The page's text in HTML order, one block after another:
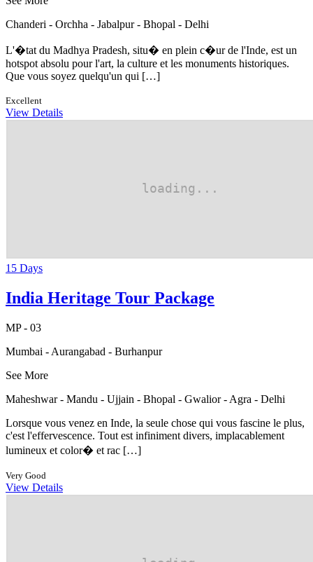
Chanderi - Orchha - Jabalpur - Bhopal - Delhi
L'�tat du Madhya Pradesh, situ� en plein c�ur de l'Inde, est un
hotspot absolu pour l'art, la culture et les monuments historiques.
Que vous soyez quelqu'un qui […]
Excellent
View Details
15 Days
India Heritage Tour Package
MP - 03
Mumbai - Aurangabad - Burhanpur
See More
Maheshwar - Mandu - Ujjain - Bhopal - Gwalior - Agra - Delhi
Lorsque vous venez en Inde, la seule chose qui vous fascine le plus,
c'est l'effervescence. Tout est infiniment divers, implacablement
lumineux et color� et rac […]
Very Good
View Details